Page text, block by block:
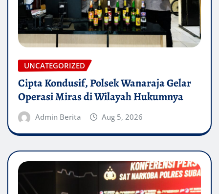
UNCATEGORIZED
Cipta Kondusif, Polsek Wanaraja Gelar
Operasi Miras di Wilayah Hukumnya
Admin Berita Aug 5, 2026